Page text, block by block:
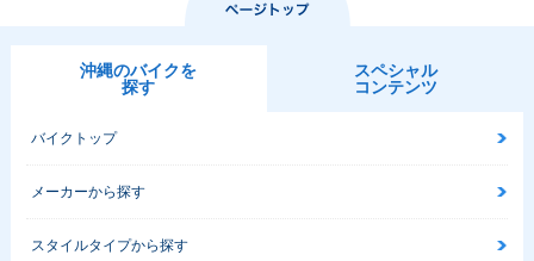
沖縄のバイクを
探す
スペシャル
コンテンツ
バイクトップ
メーカーから探す
スタイルタイプから探す